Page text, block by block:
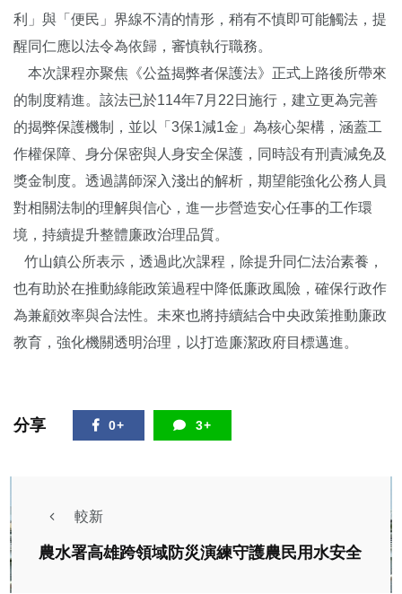
利」與「便民」界線不清的情形，稍有不慎即可能觸法，提
醒同仁應以法令為依歸，審慎執行職務。
本次課程亦聚焦《公益揭弊者保護法》正式上路後所帶來
的制度精進。該法已於114年7月22日施行，建立更為完善
的揭弊保護機制，並以「3保1減1金」為核心架構，涵蓋工
作權保障、身分保密與人身安全保護，同時設有刑責減免及
獎金制度。透過講師深入淺出的解析，期望能強化公務人員
對相關法制的理解與信心，進一步營造安心任事的工作環
境，持續提升整體廉政治理品質。
竹山鎮公所表示，透過此次課程，除提升同仁法治素養，
也有助於在推動綠能政策過程中降低廉政風險，確保行政作
為兼顧效率與合法性。未來也將持續結合中央政策推動廉政
教育，強化機關透明治理，以打造廉潔政府目標邁進。
分享 0+ 3+
較新
農水署高雄跨領域防災演練守護農民用水安全